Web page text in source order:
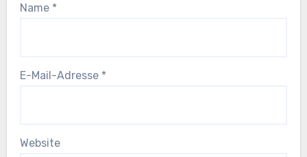
Name *
E-Mail-Adresse *
Website